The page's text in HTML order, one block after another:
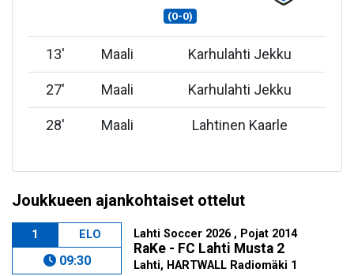
(0-0)
13' Maali Karhulahti Jekku
27' Maali Karhulahti Jekku
28' Maali Lahtinen Kaarle
Joukkueen ajankohtaiset ottelut
1 ELO
09:30
Lahti Soccer 2026 , Pojat 2014
RaKe - FC Lahti Musta 2
Lahti, HARTWALL Radiomäki 1